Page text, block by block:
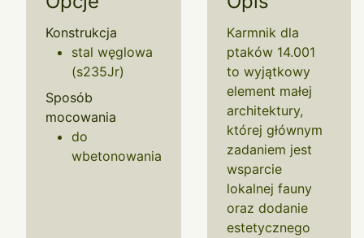
Konstrukcja
stal węglowa
(s235Jr)
Sposób
mocowania
do
wbetonowania
Karmnik dla
ptaków 14.001
to wyjątkowy
element małej
architektury,
której głównym
zadaniem jest
wsparcie
lokalnej fauny
oraz dodanie
estetycznego